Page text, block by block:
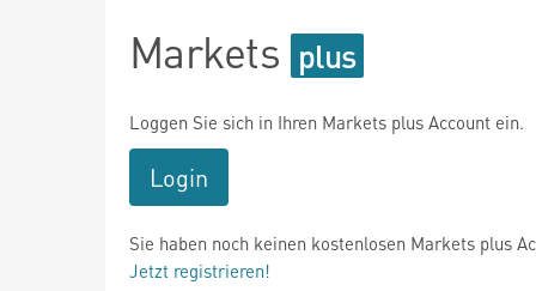
Markets
Loggen Sie sich in Ihren Markets plus Account ein.
Login
Sie haben noch keinen kostenlosen Markets plus
Jetzt registrieren!